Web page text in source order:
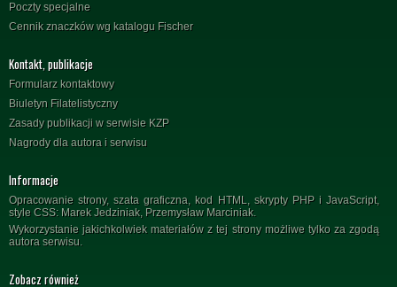
Poczty specjalne
Cennik znaczków wg katalogu Fischer
Kontakt, publikacje
Formularz kontaktowy
Biuletyn Filatelistyczny
Zasady publikacji w serwisie KZP
Nagrody dla autora i serwisu
Informacje
Opracowanie strony, szata graficzna, kod HTML, skrypty PHP i JavaScript,
style CSS: Marek Jedziniak, Przemysław Marciniak.
Wykorzystanie jakichkolwiek materiałów z tej strony możliwe tylko za zgodą
autora serwisu.
Zobacz również